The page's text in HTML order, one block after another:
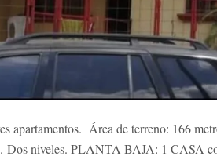
apartamentos. Área de terreno: 166
Dos niveles. PLANTA BAJA: 1 CASA